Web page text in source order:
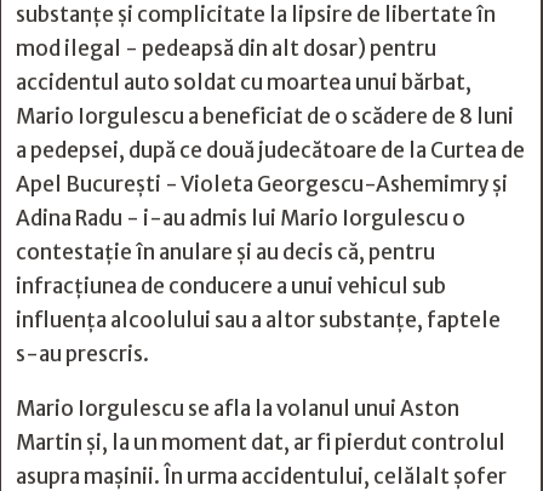
substanţe şi complicitate la lipsire de libertate în
mod ilegal - pedeapsă din alt dosar) pentru
accidentul auto soldat cu moartea unui bărbat,
Mario Iorgulescu a beneficiat de o scădere de 8 luni
a pedepsei, după ce două judecătoare de la Curtea de
Apel Bucureşti - Violeta Georgescu-Ashemimry şi
Adina Radu - i-au admis lui Mario Iorgulescu o
contestaţie în anulare şi au decis că, pentru
infracţiunea de conducere a unui vehicul sub
influenţa alcoolului sau a altor substanţe, faptele
s-au prescris.
Mario Iorgulescu se afla la volanul unui Aston
Martin şi, la un moment dat, ar fi pierdut controlul
asupra maşinii. În urma accidentului, celălalt şofer